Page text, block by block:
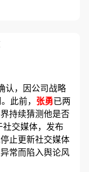
认，因公司战略
此前， 张勇已两
持续猜测他是否
交媒体，发布
止更新社交媒体
常而陷入舆论风